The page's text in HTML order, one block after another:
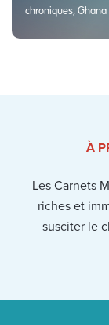
chroniques, Ghana
À
Les Carnets
riches et
susciter le